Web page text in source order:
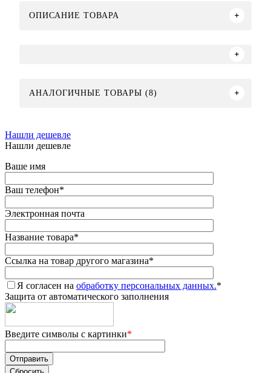
ОПИСАНИЕ ТОВАРА
АНАЛОГИЧНЫЕ ТОВАРЫ (8)
Нашли дешевле
Нашли дешевле
Ваше имя
Ваш телефон*
Электронная почта
Название товара*
Ссылка на товар другого магазина*
Я согласен на обработку персональных данных.*
Защита от автоматического заполнения
Введите символы с картинки*